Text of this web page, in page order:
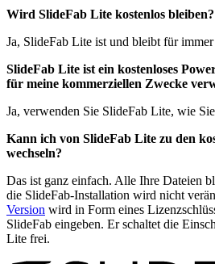
Wird SlideFab Lite kostenlos bleiben?
Ja, SlideFab Lite ist und bleibt für immer
SlideFab Lite ist ein kostenloses
für meine kommerziellen Zwecke
Ja, verwenden Sie SlideFab Lite, wie
Kann ich von SlideFab Lite zu den
wechseln?
Das ist ganz einfach. Alle Ihre Dateien
die SlideFab-Installation wird nicht
Version wird in Form eines
SlideFab eingeben. Er schaltet die
Lite frei.